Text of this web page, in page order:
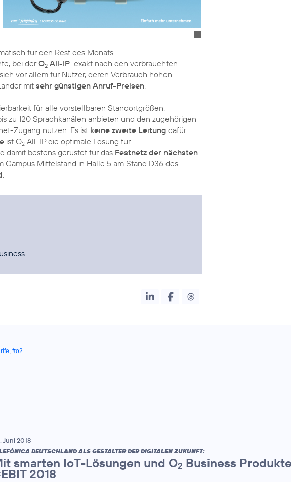
für den Rest des Monats
bei derO2 All-IP exakt nach den verbrauchten
vor allem für Nutzer, deren Verbrauch hohen
mitsehr günstigen Anruf-Preisen.
für alle vorstellbaren Standortgrößen.
zu 120 Sprachkanälen anbieten und den zugehörigen
Zugang nutzen. Es ist keine zweite Leitung dafür
ist O2 All-IP die optimale Lösung für
damit bestens gerüstet für das Festnetz der nächsten
Campus Mittelstand in Halle 5 am Stand D36 des
.
, #o2
Juni 2018
DEUTSCHLAND ALS GESTALTER DER DIGITALEN ZUKUNFT:
smarten IoT-Lösungen und O2 Business
2018